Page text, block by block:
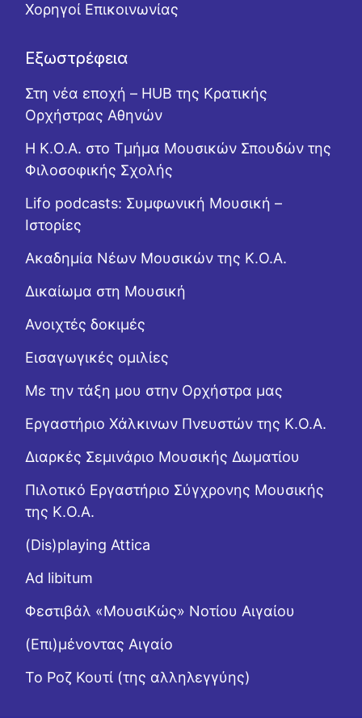
Χορηγοί Επικοινωνίας
Εξωστρέφεια
Στη νέα εποχή – HUB της Κρατικής
Ορχήστρας Αθηνών
Η Κ.Ο.Α. στο Τμήμα Μουσικών Σπουδών της
Φιλοσοφικής Σχολής
Lifo podcasts: Συμφωνική Μουσική –
Ιστορίες
Ακαδημία Νέων Μουσικών της Κ.Ο.Α.
Δικαίωμα στη Μουσική
Ανοιχτές δοκιμές
Εισαγωγικές ομιλίες
Με την τάξη μου στην Ορχήστρα μας
Εργαστήριo Χάλκινων Πνευστών της Κ.Ο.Α.
Διαρκές Σεμινάριο Μουσικής Δωματίου
Πιλοτικό Εργαστήριο Σύγχρονης Μουσικής
της Κ.Ο.Α.
(Dis)playing Attica
Ad libitum
Φεστιβάλ «ΜουσιΚώς» Νοτίου Αιγαίου
(Επι)μένοντας Αιγαίο
Το Ροζ Κουτί (της αλληλεγγύης)